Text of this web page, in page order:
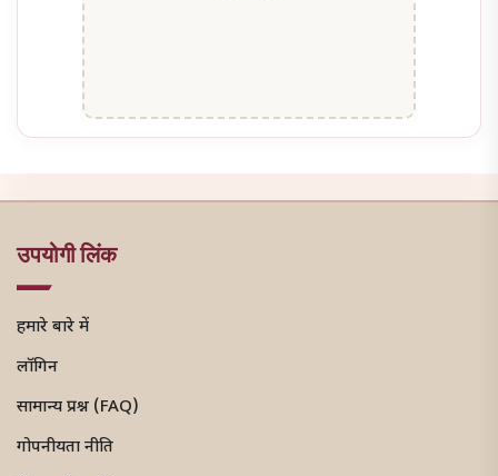
उपयोगी लिंक
हमारे बारे में
लॉगिन
सामान्य प्रश्न (FAQ)
गोपनीयता नीति